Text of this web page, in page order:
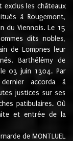
exclus les châteaux
à Rougemont,
du Viennois. Le 15
dits nobles,
de Lompnes leur
Barthélémy de
le 03 juin 1304. Par
accorda à
justices sur ses
patibulaires. Où
et entrée de la
de MONTLUEL